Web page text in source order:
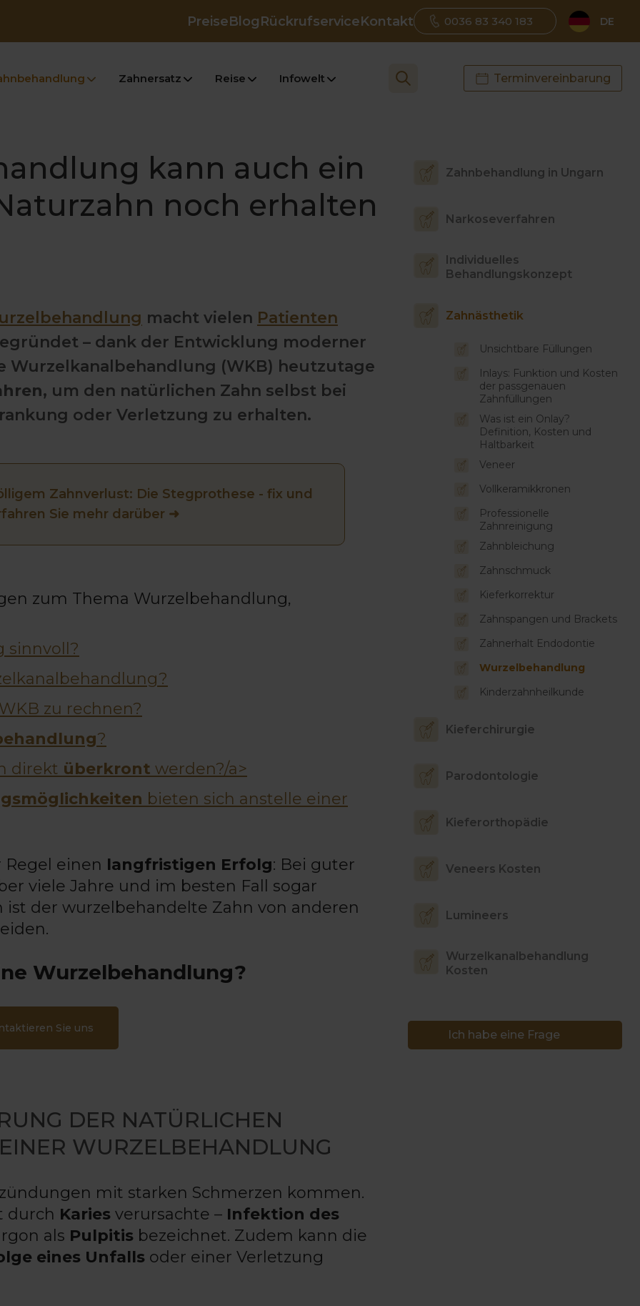
PreiseBlogRückrufserviceKontakt 0036 83 340 183 DE
Zahnersatz Reise Infowelt Terminvereinbarung
kann auch ein
noch erhalten
macht vielen Patienten
– dank der Entwicklung moderner
Wurzelkanalbehandlung (WKB) heutzutage
, um den natürlichen Zahn selbst bei
oder Verletzung zu erhalten.
Zahnverlust: Die Stegprothese - fix und
Sie mehr darüber ➜
zum Thema Wurzelbehandlung,
sinnvoll?
zu rechnen?
?
direkt überkront werden?/a>
bieten sich anstelle einer
einen langfristigen Erfolg: Bei guter
viele Jahre und im besten Fall sogar
der wurzelbehandelte Zahn von anderen
Wurzelbehandlung?
Sie uns
DER NATÜRLICHEN
WURZELBEHANDLUNG
mit starken Schmerzen kommen.
durch Karies verursachte – Infektion des
als Pulpitis bezeichnet. Zudem kann die
eines Unfalls oder einer Verletzung
Zahnbehandlung in Ungarn
Narkoseverfahren
Individuelles
Behandlungskonzept
Zahnästhetik
Unsichtbare Füllungen
Inlays: Funktion und Kosten
der passgenauen
Zahnfüllungen
Was ist ein Onlay?
Definition, Kosten und
Haltbarkeit
Veneer
Vollkeramikkronen
Professionelle
Zahnreinigung
Zahnbleichung
Zahnschmuck
Kieferkorrektur
Zahnspangen und Brackets
Zahnerhalt Endodontie
Wurzelbehandlung
Kinderzahnheilkunde
Kieferchirurgie
Parodontologie
Kieferorthopädie
Veneers Kosten
Lumineers
Wurzelkanalbehandlung
Kosten
Ich habe eine Frage